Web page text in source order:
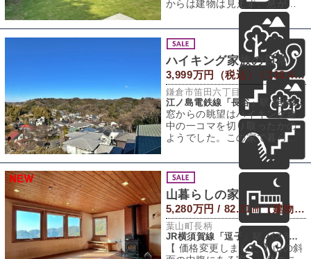
からは建物は見えず、息が切
れるほどの坂道と階段を登り
続けてやっと頂
ハイキング家族の日常
3,999万円（税込） / 118.41㎡（建物） 419.2㎡（敷地）
鎌倉市笛田六丁目
江ノ島電鉄線「長谷」駅 徒歩20分
窓からの眺望はハイキング途
中の一コマを切り取ったかの
ようでした。この家で暮らせ
ば日常的にハイキング気分を
楽しめるかもしれ
山暮らしの家
5,280万円 / 82.31㎡（建物） 2,582.95㎡（敷地）
葉山町長柄
JR横須賀線「逗子」駅 バス5分 「長柄交差点」バス停 徒歩12分
【 価格変更しました 】山の斜